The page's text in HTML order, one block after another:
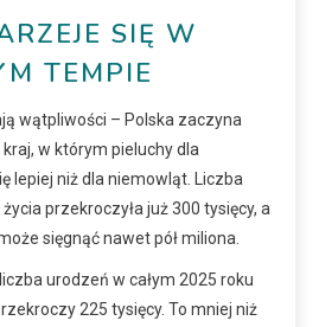
SIĘ W
TEMPIE
wątpliwości – Polska zaczyna
w którym pieluchy dla
lepiej niż dla niemowląt. Liczba
przekroczyła już 300 tysięcy, a
sięgnąć nawet pół miliona.
urodzeń w całym 2025 roku
225 tysięcy. To mniej niż